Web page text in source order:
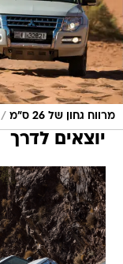
מרווח גחון של 26 ס"מ /
יוצאים לדרך